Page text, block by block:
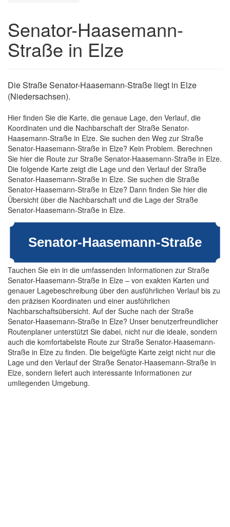
Senator-Haasemann-
Straße in Elze
Die Straße Senator-Haasemann-Straße liegt in Elze
(Niedersachsen).
Hier finden Sie die Karte, die genaue Lage, den Verlauf, die
Koordinaten und die Nachbarschaft der Straße Senator-
Haasemann-Straße in Elze. Sie suchen den Weg zur Straße
Senator-Haasemann-Straße in Elze? Kein Problem. Berechnen
Sie hier die Route zur Straße Senator-Haasemann-Straße in Elze.
Die folgende Karte zeigt die Lage und den Verlauf der Straße
Senator-Haasemann-Straße in Elze. Sie suchen die Straße
Senator-Haasemann-Straße in Elze? Dann finden Sie hier die
Übersicht über die Nachbarschaft und die Lage der Straße
Senator-Haasemann-Straße in Elze.
Tauchen Sie ein in die umfassenden Informationen zur Straße
Senator-Haasemann-Straße in Elze – von exakten Karten und
genauer Lagebeschreibung über den ausführlichen Verlauf bis zu
den präzisen Koordinaten und einer ausführlichen
Nachbarschaftsübersicht. Auf der Suche nach der Straße
Senator-Haasemann-Straße in Elze? Unser benutzerfreundlicher
Routenplaner unterstützt Sie dabei, nicht nur die ideale, sondern
auch die komfortabelste Route zur Straße Senator-Haasemann-
Straße in Elze zu finden. Die beigefügte Karte zeigt nicht nur die
Lage und den Verlauf der Straße Senator-Haasemann-Straße in
Elze, sondern liefert auch interessante Informationen zur
umliegenden Umgebung.